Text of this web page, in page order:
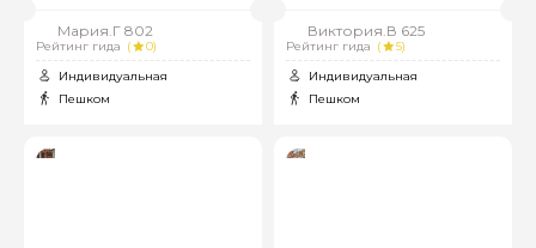
Мария.Г 802
Рейтинг гида (
0)
Индивидуальная
Пешком
Виктория.В 625
Рейтинг гида (
5)
Индивидуальная
Пешком